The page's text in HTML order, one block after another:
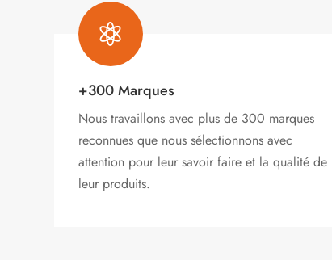

+300 Marques
Nous travaillons avec plus de 300 marques
reconnues que nous sélectionnons avec
attention pour leur savoir faire et la qualité de
leur produits.